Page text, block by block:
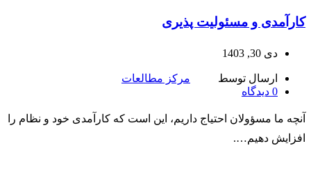
کارآمدی و مسئولیت پذیری
دی 30, 1403
ارسال توسط
مرکز مطالعات
0 دیدگاه
آنچه ما مسؤولان احتیاج داریم، این است که کارآمدی خود و نظام را
افزایش دهیم….